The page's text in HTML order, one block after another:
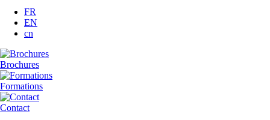
FR
EN
cn
Brochures
Formations
Contact